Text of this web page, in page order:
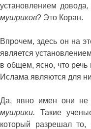
установлением
мушриков? Это Коран.
Впрочем, здесь он на
является
в общем, ясно, что речь
Ислама являются для
Да, явно имен они не
мушрики. Такие
который разрешал то,